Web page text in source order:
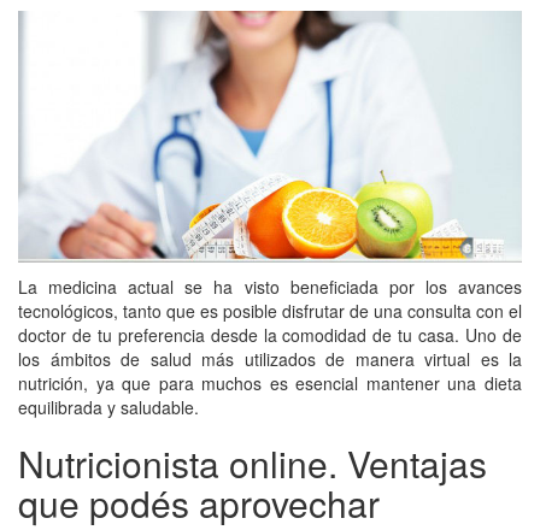
La medicina actual se ha visto beneficiada por los avances
tecnológicos, tanto que es posible disfrutar de una consulta con el
doctor de tu preferencia desde la comodidad de tu casa. Uno de
los ámbitos de salud más utilizados de manera virtual es la
nutrición, ya que para muchos es esencial mantener una dieta
equilibrada y saludable.
Nutricionista online. Ventajas
que podés aprovechar